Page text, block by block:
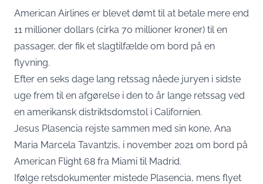
American Airlines er blevet dømt til at betale mere end
11 millioner dollars (cirka 70 millioner kroner) til en
passager, der fik et slagtilfælde om bord på en
flyvning.
Efter en seks dage lang retssag nåede juryen i sidste
uge frem til en afgørelse i den to år lange retssag ved
en amerikansk distriktsdomstol i Californien.
Jesus Plasencia rejste sammen med sin kone, Ana
Maria Marcela Tavantzis, i november 2021 om bord på
American Flight 68 fra Miami til Madrid.
Ifølge retsdokumenter mistede Plasencia, mens flyet